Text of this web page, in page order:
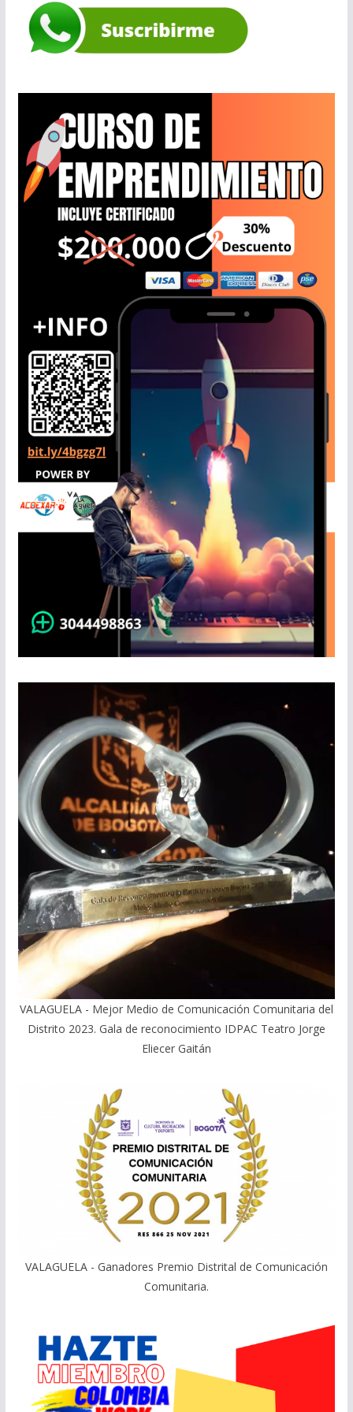
VALAGUELA - Mejor Medio de Comunicación Comunitaria del
Distrito 2023. Gala de reconocimiento IDPAC Teatro Jorge
Eliecer Gaitán
VALAGUELA - Ganadores Premio Distrital de Comunicación
Comunitaria.